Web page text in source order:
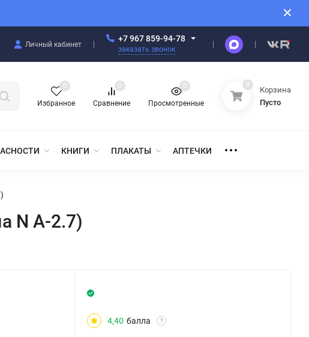
Личный кабинет
+7 967 859-94-78
заказать звонок
Избранное
0
Сравнение
0
Просмотренные
0 0
Корзина
Пусто
КНИГИ ПЛАКАТЫ АПТЕЧКИ
N А-2.7)
4,40 балла ?